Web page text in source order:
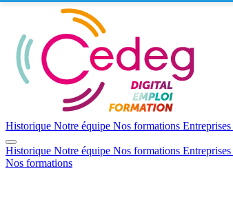
Aller au contenu
Historique Notre équipe Nos formations Entreprises
Historique Notre équipe Nos formations Entreprises
Nos formations